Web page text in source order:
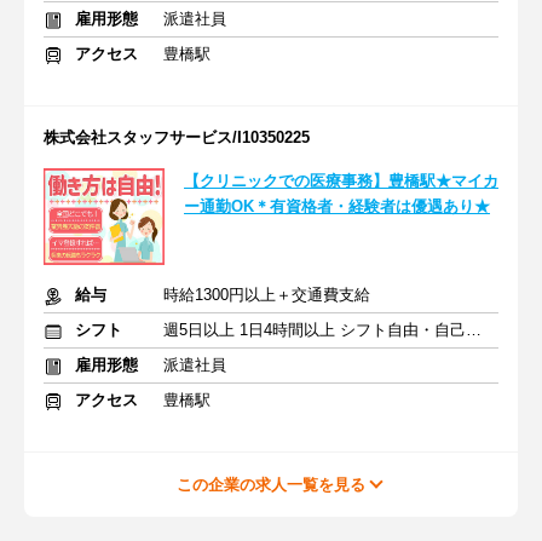
雇用形態
派遣社員
アクセス
豊橋駅
株式会社スタッフサービス/I10350225
【クリニックでの医療事務】豊橋駅★マイカ
ー通勤OK＊有資格者・経験者は優遇あり★
給与
時給1300円以上＋交通費支給
シフト
週5日以上 1日4時間以上 シフト自由・自己申告
雇用形態
派遣社員
アクセス
豊橋駅
この企業の求人一覧を見る